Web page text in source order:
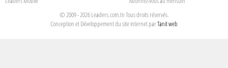
© 2009 - 2026 Leaders.com.tn Tous droits réservés.
Conception et Développement du site internet parTanit web